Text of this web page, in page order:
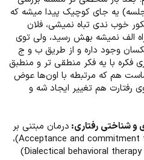
یه جای کوچیک پیدا میشه که
خوب ندی تباه نمیشی، فلان
الف نمیشه بهش رسید، ولی توی
وجود داره و از طریق ب و ج
فکره با یه فکر منطقی تر و منطبق
هم که مرتبطه با اون‌ها عوض
هم تغییر ایجاد شه و
و شناختی رفتاری: درمان مبتنی بر
پذیرش و تعهد (Acceptance and commitment therapy (ACT))،